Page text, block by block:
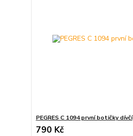
PEGRES C 1094 první botičky dívčí
790 Kč